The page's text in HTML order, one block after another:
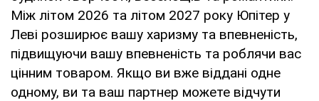
Між літом 2026 та літом 2027 року Юпітер у
Леві розширює вашу харизму та впевненість,
підвищуючи вашу впевненість та роблячи вас
цінним товаром. Якщо ви вже віддані одне
одному, ви та ваш партнер можете відчути